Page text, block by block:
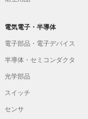
電気電子・半導体
電子部品・電子デバイス
半導体・セミコンダクタ
光学部品
スイッチ
センサ